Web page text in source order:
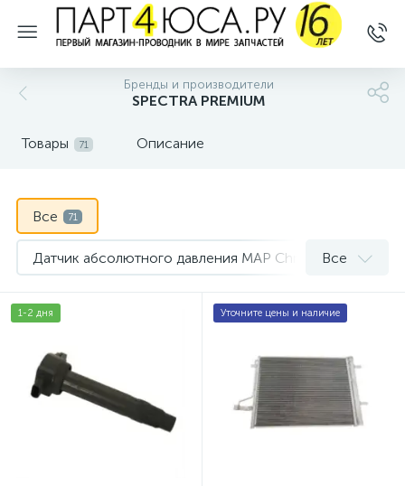
Бренды и производители
SPECTRA PREMIUM
Товары 71 Описание
Все 71
Датчик абсолютного давления MAP Chrysler Voyager
Датчик абсолютного давления воздуха MAP Chrysler
Датчик абсолютного давления воздуха MAP Dodge
Датчик абсолютного давления воздуха МАР Dodge
Все
1-2 дня Уточните цены и наличие